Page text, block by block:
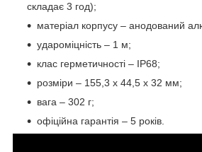
складає 3 год);
матеріал корпусу – анодований
удароміцність – 1 м;
клас герметичності – IP68;
розміри – 155,3 х 44,5 х 32 мм;
вага – 302 г;
офіційна гарантія – 5 років.